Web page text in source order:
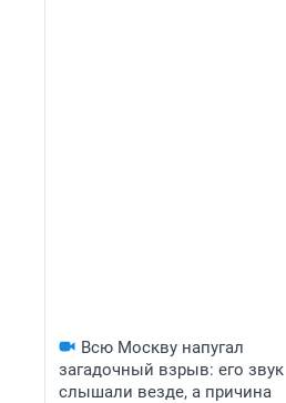
Всю Москву напугал
загадочный взрыв: его звук
слышали везде, а причина